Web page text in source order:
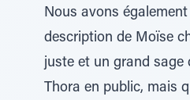
Nous avons
description de Moïse
juste et un grand sage
Thora en public, mais